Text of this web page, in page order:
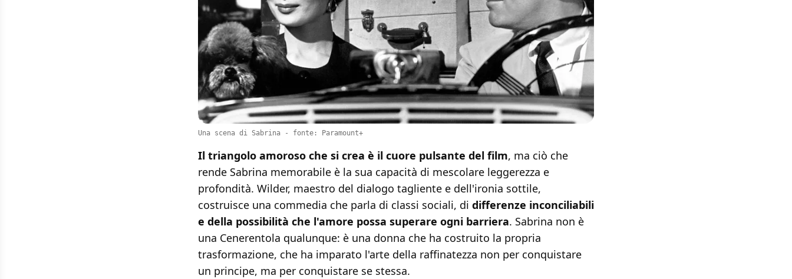
Una scena di Sabrina - fonte: Paramount+
Il triangolo amoroso che si crea è il cuore pulsante del film, ma ciò che
rende Sabrina memorabile è la sua capacità di mescolare leggerezza e
profondità. Wilder, maestro del dialogo tagliente e dell'ironia sottile,
costruisce una commedia che parla di classi sociali, di differenze inconciliabili
e della possibilità che l'amore possa superare ogni barriera. Sabrina non è
una Cenerentola qualunque: è una donna che ha costruito la propria
trasformazione, che ha imparato l'arte della raffinatezza non per conquistare
un principe, ma per conquistare se stessa.